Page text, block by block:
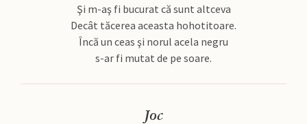
Şi m-aş fi bucurat că sunt altceva
Decât tăcerea aceasta hohotitoare.
Încă un ceas şi norul acela negru
s-ar fi mutat de pe soare.
Joc